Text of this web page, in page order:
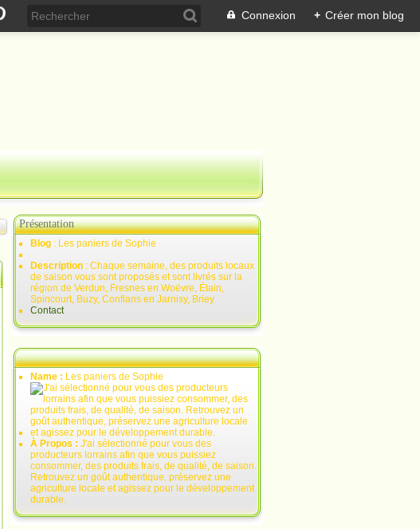
Connexion + Créer mon blog
Présentation
Blog : Les paniers de Sophie
Description : Chaque semaine, des produits locaux
de saison vous sont proposés et sont livrés sur la
région de Verdun, Fresnes en Woëvre, Étain,
Spincourt, Buzy, Conflans en Jarnisy, Briey
Contact
Name : Les paniers de Sophie
À Propos : J'ai sélectionné pour vous des
producteurs lorrains afin que vous puissiez
consommer, des produits frais, de qualité, de saison.
Retrouvez un goût authentique, préservez une
agriculture locale et agissez pour le développement
durable.